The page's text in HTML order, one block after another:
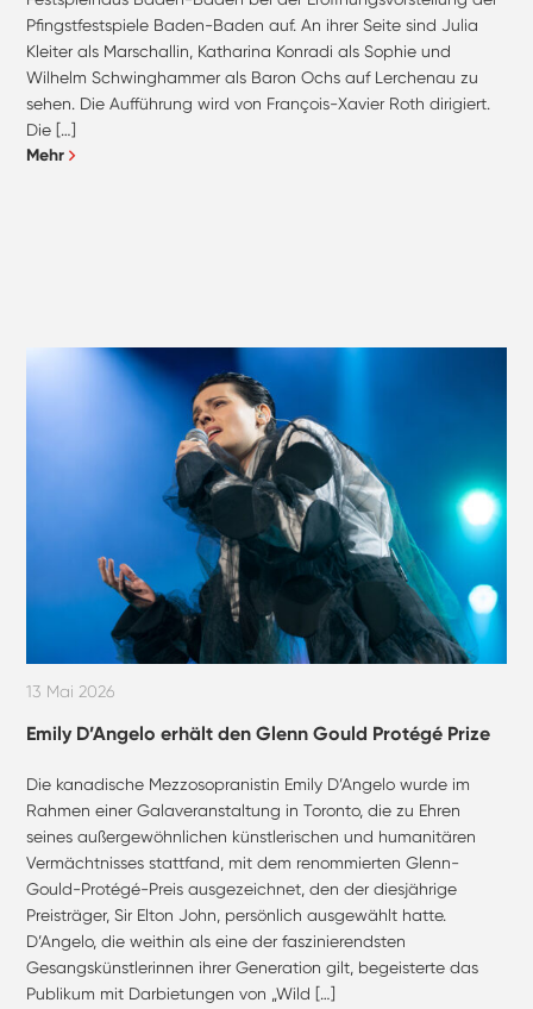
Pfingstfestspiele Baden-Baden auf. An ihrer Seite sind Julia
Kleiter als Marschallin, Katharina Konradi als Sophie und
Wilhelm Schwinghammer als Baron Ochs auf Lerchenau zu
sehen. Die Aufführung wird von François-Xavier Roth dirigiert.
Die […]
Mehr
13 Mai 2026
Emily D’Angelo erhält den Glenn Gould Protégé Prize
Die kanadische Mezzosopranistin Emily D’Angelo wurde im
Rahmen einer Galaveranstaltung in Toronto, die zu Ehren
seines außergewöhnlichen künstlerischen und humanitären
Vermächtnisses stattfand, mit dem renommierten Glenn-
Gould-Protégé-Preis ausgezeichnet, den der diesjährige
Preisträger, Sir Elton John, persönlich ausgewählt hatte.
D’Angelo, die weithin als eine der faszinierendsten
Gesangskünstlerinnen ihrer Generation gilt, begeisterte das
Publikum mit Darbietungen von „Wild […]